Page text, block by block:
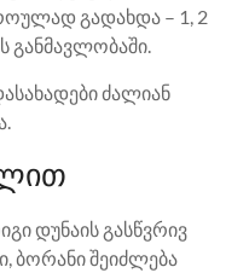
გადახდა – 1, 2
განმავლობაში.
ძალიან
დუნაის გასწვრივ
ბორანი შეიძლება